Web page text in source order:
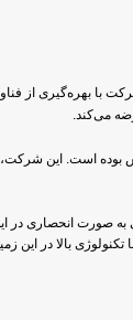
بهره‌گیری از
می‌کند.
بوده است. این
به صورت